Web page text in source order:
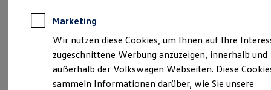
Elektroautos
ID. Tutorials
Elektrofahrzeugkonzepte
Reichweite
Reichweite der ID. Modelle
Reichweite im Winter
Montag Freitag 07:00 18:00
Samstag
08:00-12:00 Uhr
Sonntag
Geschlossen
Marketing
Wir nutzen diese Cookies, um Ihnen auf Ihre
zugeschnittene Werbung anzuzeigen, innerhalb und
außerhalb der Volkswagen Webseiten. Diese
sammeln Informationen darüber, wie Sie unsere